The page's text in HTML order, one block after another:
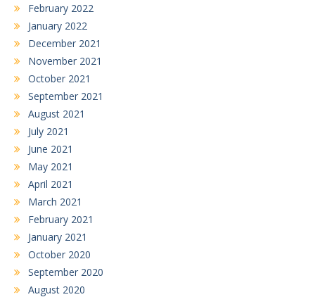
February 2022
January 2022
December 2021
November 2021
October 2021
September 2021
August 2021
July 2021
June 2021
May 2021
April 2021
March 2021
February 2021
January 2021
October 2020
September 2020
August 2020